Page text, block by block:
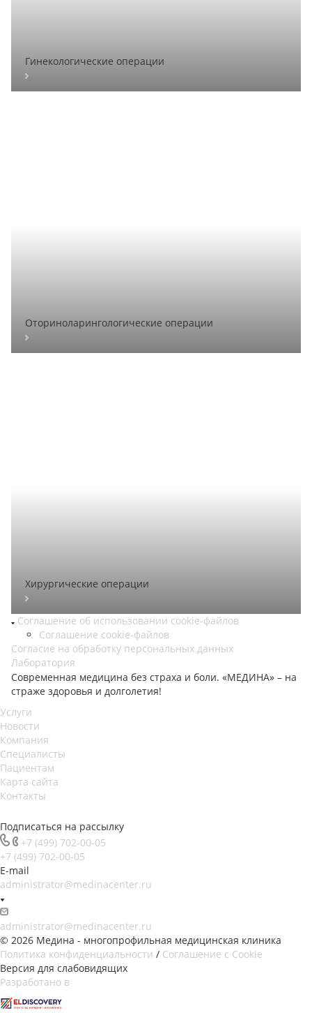
Гинекологические операции
Оториноларингологические операции
Хирургические операции
Соглашение об использовании cookie-файлов
Соглашение cookie-файлов
Согласие на обработку персональных данных
Лаборатория
Современная медицина без страха и боли. «МЕДИНА» – на
страже здоровья и долголетия!
Услуги
Новости
Компания
Специалисты
Пациентам
Карта сайта
Контакты
Подписаться на рассылку
+7 (499) 702-00-05
+7 (499) 702-00-05
E-mail
administrator@medinacenter.ru
administrator@medinacenter.ru
© 2026 Медина - многопрофильная медицинская клиника
Политика конфиденциальности / Соглашение с Cookie
Версия для слабовидящих
Разработано в